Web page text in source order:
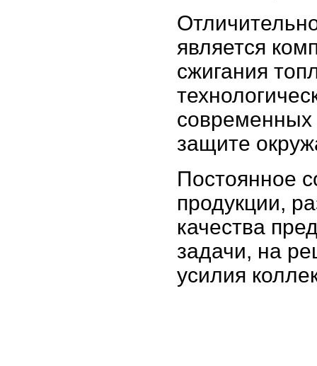
является
сжигания
современных
защите
Постоянное
продукции,
качества
задачи, на
усилия